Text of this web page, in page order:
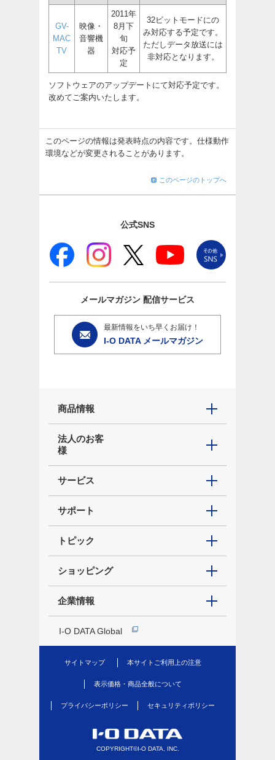
GV-
MAC
TV
映像・
音響機
器
2011年
8月下
旬
対応予
定
32ビットモードにの
み対応する予定です。
ただしデータ放送には
非対応となります。
ソフトウェアのアップデートにて対応予定です。
改めてご案内いたします。
このページの情報は発表時点の内容です。仕様動作
環境などが変更されることがあります。
このページのトップへ
公式SNS
メールマガジン 配信サービス
最新情報をいち早くお届け！
I-O DATA メールマガジン
商品情報
法人のお客
様
サービス
サポート
トピック
ショッピング
企業情報
I-O DATA Global
サイトマップ 本サイトご利用上の注意
表示価格・商品全般について
プライバシーポリシー セキュリティポリシー
COPYRIGHT©I-O DATA, INC.